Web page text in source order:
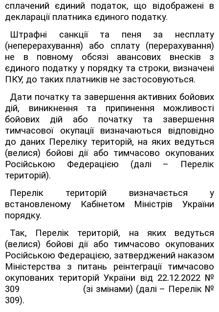
сплачений єдиний податок, що відображені в
декларації платника єдиного податку.
Штрафні санкції та пеня за несплату
(неперерахування) або сплату (перерахування)
не в повному обсязі авансових внесків з
єдиного податку у порядку та строки, визначені
ПКУ, до таких платників не застосовуються.
Дати початку та завершення активних бойових
дій, виникнення та припинення можливості
бойових дій або початку та завершення
тимчасової окупації визначаються відповідно
до даних Переліку територій, на яких ведуться
(велися) бойові дії або тимчасово окупованих
Російською Федерацією (далі – Перелік
територій).
Перелік територій визначається у
встановленому Кабінетом Міністрів України
порядку.
Так, Перелік територій, на яких ведуться
(велися) бойові дії або тимчасово окупованих
Російською Федерацією, затверджений наказом
Міністерства з питань реінтеграції тимчасово
окупованих територій України від 22.12.2022 №
309
(зі змінами) (далі – Перелік №
309).